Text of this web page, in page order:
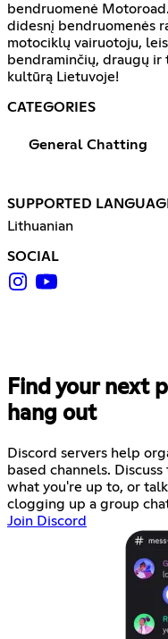
bendruomenė
didesnį bendruomenės
motociklų vairuotoju,
bendraminčių, draugų
kultūrą Lietuvoje!
CATEGORIES
General Chatting
SUPPORTED
Lithuanian
SOCIAL
Find your next
hang out
Discord servers help
based channels.
what you're up to, or
clogging up a group
Join Discord